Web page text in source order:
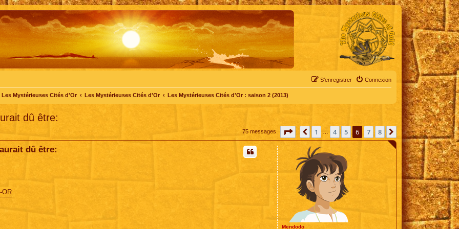
Connexion
S’enregistrer
Les Mystérieuses Cités d'Or Les Mystérieuses Cités d'Or Les Mystérieuses Cités d'Or : saison 2 (2013)
dû être:
75 messages Page sur8
Précédente
1 4 5 6 7 8 Suivante
Mendodo
dû être:
OR